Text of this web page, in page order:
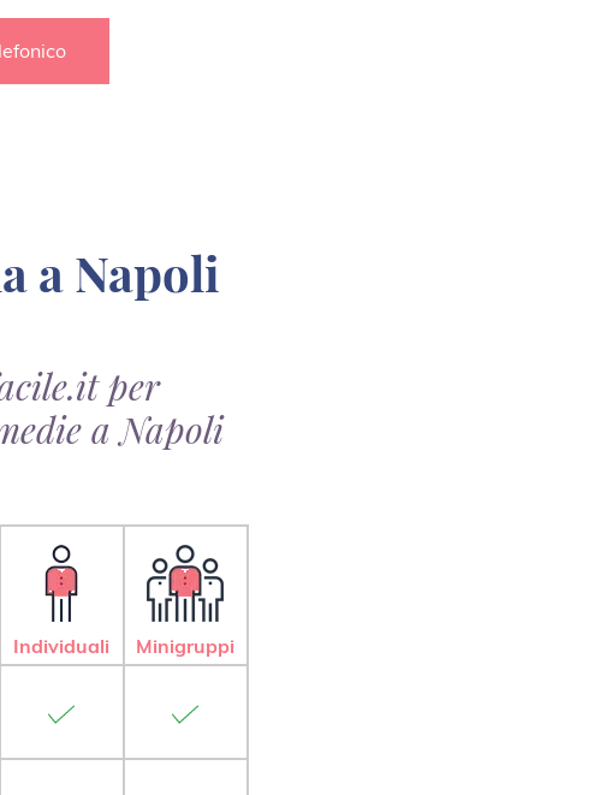
per
a Napoli
Individuali Minigruppi